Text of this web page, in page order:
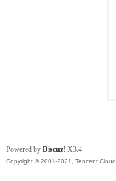
Powered by Discuz! X3.4
Copyright © 2001-2021, Tencent Cloud.